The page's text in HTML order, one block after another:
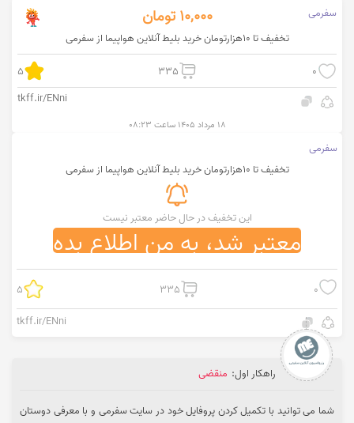
سفرمی 10,000 تومان
تخفیف تا 10هزارتومان خرید بلیط آنلاین هواپیما از سفرمی
0
335
5
tkff.ir/ENni
۱۸ مرداد ۱۴۰۵ ساعت ۰۸:۲۳
سفرمی
تخفیف تا 10هزارتومان خرید بلیط آنلاین هواپیما از سفرمی
این تخفیف در حال حاضر معتبر نیست
معتبر شد، به من اطلاع بده
0
335
5
tkff.ir/ENni
راهکار اول: منقضی
شما می توانید با تکمیل کردن پروفایل خود در سایت سفرمی و با معرفی دوستان